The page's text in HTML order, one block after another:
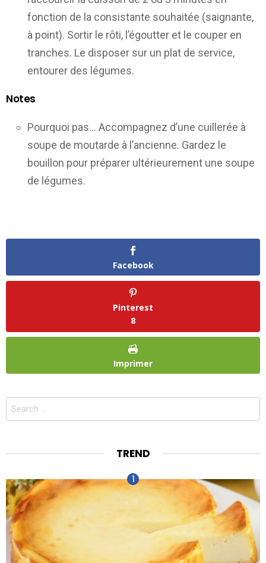
fonction de la consistante souhaitée (saignante,
à point). Sortir le rôti, l’égoutter et le couper en
tranches. Le disposer sur un plat de service,
entourer des légumes.
Notes
Pourquoi pas… Accompagnez d’une cuillerée à
soupe de moutarde à l’ancienne. Gardez le
bouillon pour préparer ultérieurement une soupe
de légumes.
Facebook
Pinterest
8
Imprimer
Search
TREND